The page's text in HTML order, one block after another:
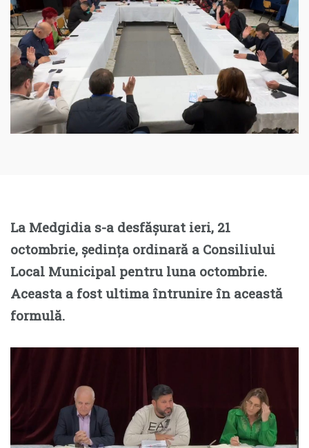
La Medgidia s-a desfășurat ieri, 21
octombrie, ședința ordinară a Consiliului
Local Municipal pentru luna octombrie.
Aceasta a fost ultima întrunire în această
formulă.